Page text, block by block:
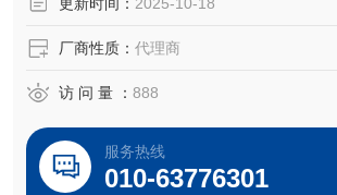
更新时间： 2025-10-18
厂商性质： 代理商
访 问 量 ： 888
服务热线
010-63776301